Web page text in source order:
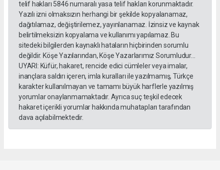
telif hakları 5846 numaralı yasa telif hakları korunmaktadır.
Yazılı izni olmaksızın herhangi bir şekilde kopyalanamaz,
dağıtılamaz, değiştirilemez, yayınlanamaz. İzinsiz ve kaynak
belirtilmeksizin kopyalama ve kullanımı yapılamaz. Bu
sitedeki bilgilerden kaynaklı hataların hiçbirinden sorumlu
değildir. Köşe Yazılarından, Köşe Yazarlarımız Sorumludur...
UYARI: Küfür, hakaret, rencide edici cümleler veya imalar,
inançlara saldırı içeren, imla kuralları ile yazılmamış, Türkçe
karakter kullanılmayan ve tamamı büyük harflerle yazılmış
yorumlar onaylanmamaktadır. Ayrıca suç teşkil edecek
hakaret içerikli yorumlar hakkında muhatapları tarafından
dava açılabilmektedir.